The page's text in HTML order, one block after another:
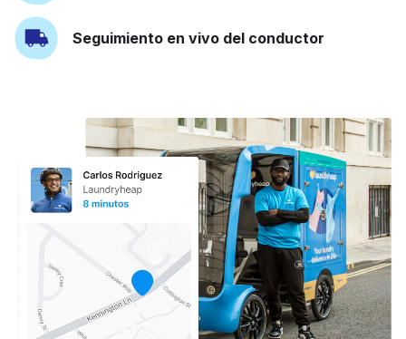
Seguimiento en vivo del conductor